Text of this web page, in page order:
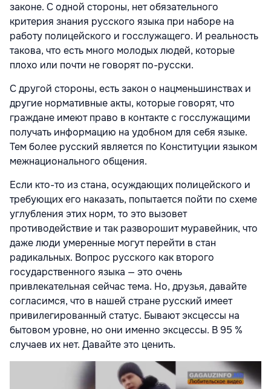
законе. С одной стороны, нет обязательного
критерия знания русского языка при наборе на
работу полицейского и госслужащего. И реальность
такова, что есть много молодых людей, которые
плохо или почти не говорят по-русски.
С другой стороны, есть закон о нацменьшинствах и
другие нормативные акты, которые говорят, что
граждане имеют право в контакте с госслужащими
получать информацию на удобном для себя языке.
Тем более русский является по Конституции языком
межнационального общения.
Если кто-то из стана, осуждающих полицейского и
требующих его наказать, попытается пойти по схеме
углубления этих норм, то это вызовет
противодействие и так разворошит муравейник, что
даже люди умеренные могут перейти в стан
радикальных. Вопрос русского как второго
государственного языка — это очень
привлекательная сейчас тема. Но, друзья, давайте
согласимся, что в нашей стране русский имеет
привилегированный статус. Бывают эксцессы на
бытовом уровне, но они именно эксцессы. В 95 %
случаев их нет. Давайте это ценить.